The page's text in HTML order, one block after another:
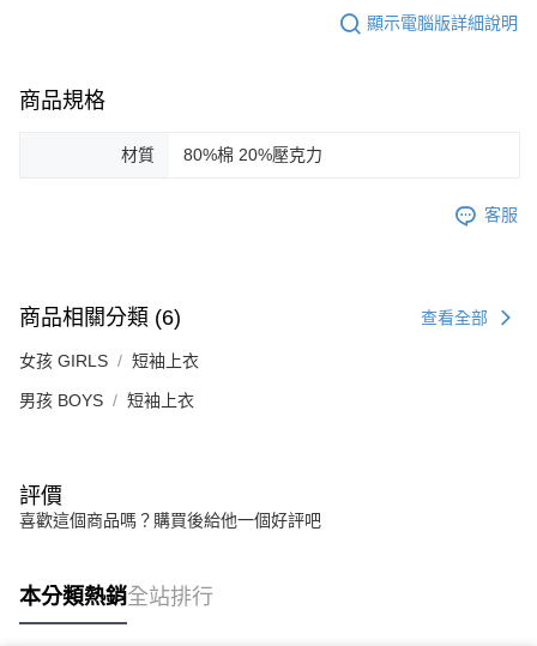
顯示電腦版詳細說明
商品規格
材質 80%棉 20%壓克力
客服
商品相關分類 (6) 查看全部
女孩 GIRLS 短袖上衣
男孩 BOYS 短袖上衣
評價
喜歡這個商品嗎？購買後給他一個好評吧
本分類熱銷全站排行